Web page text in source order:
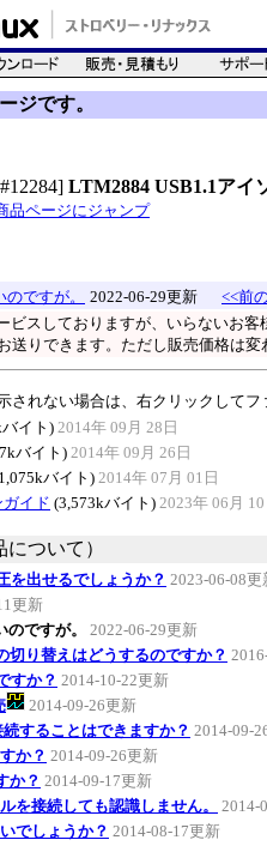
ジです。
LTM2884 USB1.1アイ
品ページにジャンプ
ですが。 2022-06-29更新
<<前
ビスしておりますが、いらないお
送りできます。ただし販売価格は変
されない場合は、右クリックして
イト) 2014年 09月 28日
バイト) 2014年 09月 26日
バイト) 2014年 07月 01日
イド (3,573kバイト) 2023年 06月
ついて）
を出せるでしょうか？ 2023-06-08更
更新
ですが。
2022-06-29更新
切り替えはどうするのですか？
すか？ 2014-10-22更新
2014-09-26更新
することはできますか？ 2014-09-
か？ 2014-09-26更新
か？ 2014-09-17更新
を接続しても認識しません。
2014-
でしょうか？ 2014-08-17更新